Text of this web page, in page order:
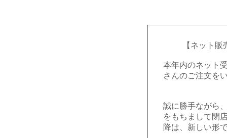
【ネット
本年内のネット
さんのご注文を
誠に勝手ながら
をもちまして閉
降は、新しい形